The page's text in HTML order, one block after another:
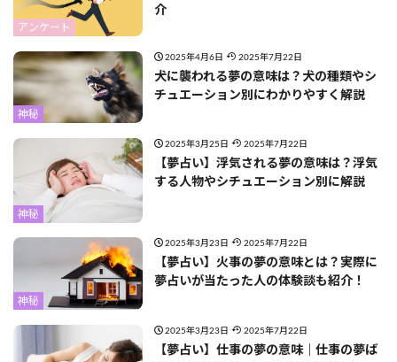
アンケート
介
神秘
2025年4月6日 2025年7月22日
犬に襲われる夢の意味は？犬の種類やシ
チュエーション別にわかりやすく解説
神秘
2025年3月25日 2025年7月22日
【夢占い】浮気される夢の意味は？浮気
する人物やシチュエーション別に解説
神秘
2025年3月23日 2025年7月22日
【夢占い】火事の夢の意味とは？実際に
夢占いが当たった人の体験談も紹介！
2025年3月23日 2025年7月22日
【夢占い】仕事の夢の意味｜仕事の夢ば